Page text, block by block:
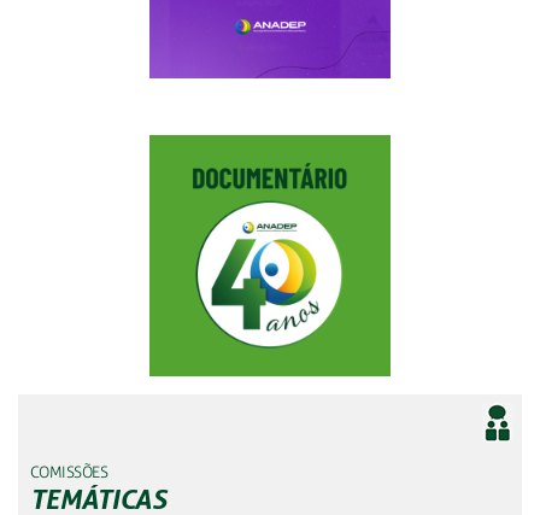
COMISSÕES
TEMÁTICAS